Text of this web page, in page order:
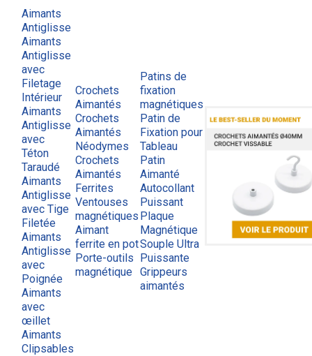
Aimants
Antiglisse
Aimants
Antiglisse
avec
Filetage
Intérieur
Aimants
Antiglisse
avec
Téton
Taraudé
Aimants
Antiglisse
avec Tige
Filetée
Aimants
Antiglisse
avec
Poignée
Aimants
avec
œillet
Aimants
Clipsables
Crochets
Aimantés
Crochets
Aimantés
Néodymes
Crochets
Aimantés
Ferrites
Ventouses
magnétiques
Aimant
ferrite en pot
Porte-outils
magnétique
Patins de
fixation
magnétiques
Patin de
Fixation pour
Tableau
Patin
Aimanté
Autocollant
Puissant
Plaque
Magnétique
Souple Ultra
Puissante
Grippeurs
aimantés